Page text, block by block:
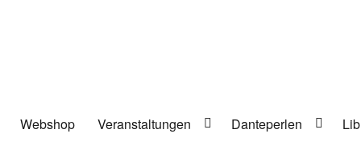
Webshop Veranstaltungen Danteperlen